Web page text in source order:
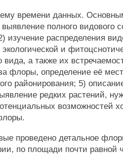
времени данных.
полного видового
изучение распределения
и
вида, а также их
флоры, определение её
районирования; 5)
редких растений,
возможностей
проведено детальное
по площади почти равной